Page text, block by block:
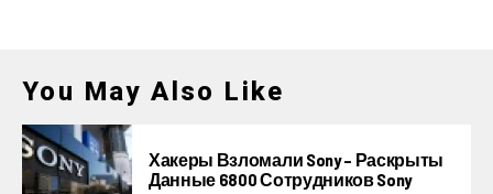
You May Also Like
Хакеры Взломали Sony – Раскрыты
Данные 6800 Сотрудников Sony